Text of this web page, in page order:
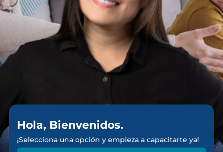
Hola, Bienvenidos.
¡Selecciona una opción y empieza a capacitarte ya!